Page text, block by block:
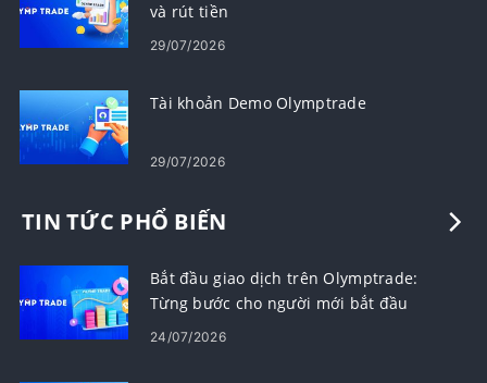
và rút tiền
29/07/2026
Tài khoản Demo Olymptrade
29/07/2026
TIN TỨC PHỔ BIẾN
Bắt đầu giao dịch trên Olymptrade:
Từng bước cho người mới bắt đầu
24/07/2026